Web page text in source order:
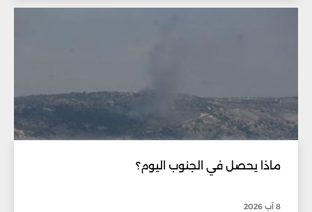
ماذا يحصل في الجنوب اليوم؟
8 آب 2026